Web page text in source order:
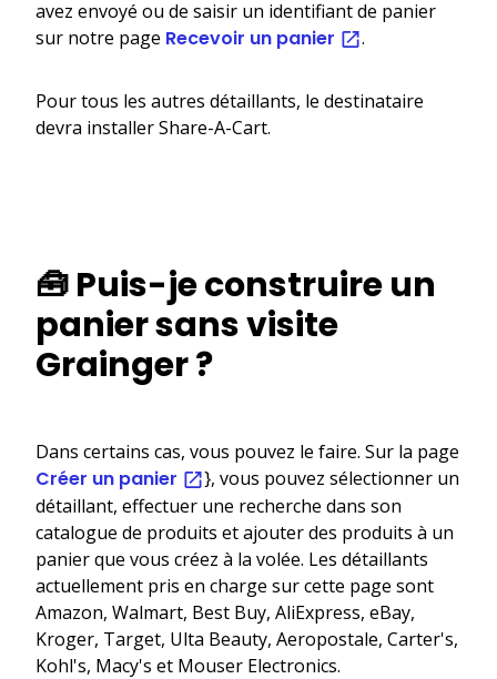
avez envoyé ou de saisir un identifiant de panier
sur notre page Recevoir un panier .
Pour tous les autres détaillants, le destinataire
devra installer Share-A-Cart.
🧰 Puis-je construire un
panier sans visite
Grainger ?
Dans certains cas, vous pouvez le faire. Sur la page
Créer un panier
}, vous pouvez sélectionner un
détaillant, effectuer une recherche dans son
catalogue de produits et ajouter des produits à un
panier que vous créez à la volée. Les détaillants
actuellement pris en charge sur cette page sont
Amazon, Walmart, Best Buy, AliExpress, eBay,
Kroger, Target, Ulta Beauty, Aeropostale, Carter's,
Kohl's, Macy's et Mouser Electronics.